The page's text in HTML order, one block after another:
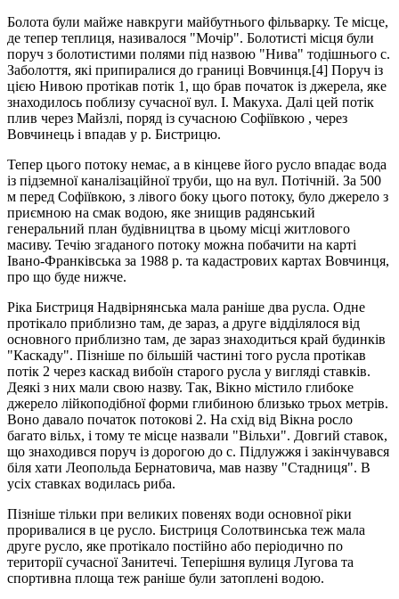
Болота були майже навкруги майбутнього фільварку. Те місце,
де тепер теплиця, називалося "Мочір". Болотисті місця були
поруч з болотистими полями під назвою "Нива" тодішнього с.
Заболоття, які припиралися до границі Вовчинця.[4] Поруч із
цією Нивою протікав потік 1, що брав початок із джерела, яке
знаходилось поблизу сучасної вул. І. Макуха. Далі цей потік
плив через Майзлі, поряд із сучасною Софіївкою , через
Вовчинець і впадав у р. Бистрицю.
Тепер цього потоку немає, а в кінцеве його русло впадає вода
із підземної каналізаційної труби, що на вул. Потічній. За 500
м перед Софіївкою, з лівого боку цього потоку, було джерело з
приємною на смак водою, яке знищив радянський
генеральний план будівництва в цьому місці житлового
масиву. Течію згаданого потоку можна побачити на карті
Івано-Франківська за 1988 р. та кадастрових картах Вовчинця,
про що буде нижче.
Ріка Бистриця Надвірнянська мала раніше два русла. Одне
протікало приблизно там, де зараз, а друге відділялося від
основного приблизно там, де зараз знаходиться край будинків
"Каскаду". Пізніше по більшій частині того русла протікав
потік 2 через каскад вибоїн старого русла у вигляді ставків.
Деякі з них мали свою назву. Так, Вікно містило глибоке
джерело лійкоподібної форми глибиною близько трьох метрів.
Воно давало початок потокові 2. На схід від Вікна росло
багато вільх, і тому те місце назвали "Вільхи". Довгий ставок,
що знаходився поруч із дорогою до с. Підлужжя і закінчувався
біля хати Леопольда Бернатовича, мав назву "Стадниця". В
усіх ставках водилась риба.
Пізніше тільки при великих повенях води основної ріки
проривалися в це русло. Бистриця Солотвинська теж мала
друге русло, яке протікало постійно або періодично по
території сучасної Занитечі. Теперішня вулиця Лугова та
спортивна площа теж раніше були затоплені водою.